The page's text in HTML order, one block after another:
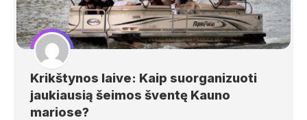
Krikštynos laive: Kaip suorganizuoti
jaukiausią šeimos šventę Kauno
mariose?